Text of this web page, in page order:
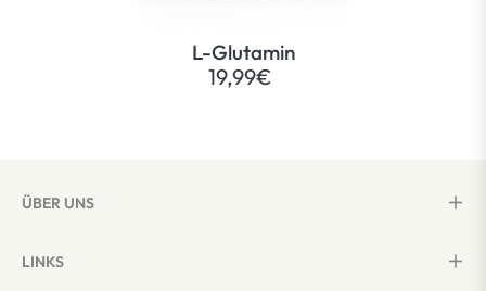
L-Glutamin
19,99€
ÜBER UNS
LINKS